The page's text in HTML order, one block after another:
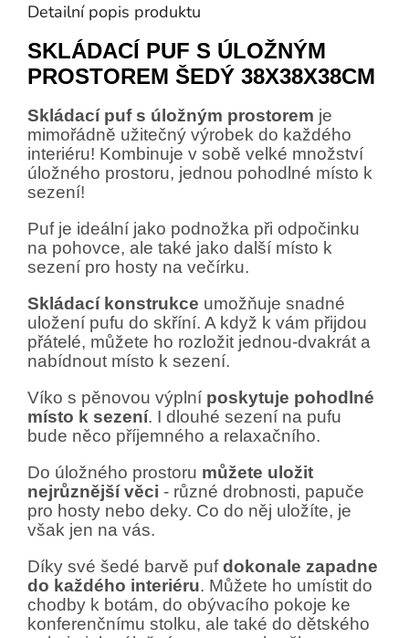
Detailní popis produktu
SKLÁDACÍ PUF S ÚLOŽNÝM
PROSTOREM ŠEDÝ 38X38X38CM
Skládací puf s úložným prostorem je
mimořádně užitečný výrobek do každého
interiéru! Kombinuje v sobě velké množství
úložného prostoru, jednou pohodlné místo k
sezení!
Puf je ideální jako podnožka při odpočinku
na pohovce, ale také jako další místo k
sezení pro hosty na večírku.
Skládací konstrukce umožňuje snadné
uložení pufu do skříní. A když k vám přijdou
přátelé, můžete ho rozložit jednou-dvakrát a
nabídnout místo k sezení.
Víko s pěnovou výplní poskytuje pohodlné
místo k sezení. I dlouhé sezení na pufu
bude něco příjemného a relaxačního.
Do úložného prostoru můžete uložit
nejrůznější věci - různé drobnosti, papuče
pro hosty nebo deky. Co do něj uložíte, je
však jen na vás.
Díky své šedé barvě pufdokonale zapadne
do každého interiéru. Můžete ho umístit do
chodby k botám, do obývacího pokoje ke
konferenčnímu stolku, ale také do dětského